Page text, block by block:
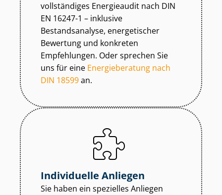
vollständiges Energieaudit nach DIN
EN 16247-1 – inklusive
Bestandsanalyse, energetischer
Bewertung und konkreten
Empfehlungen. Oder sprechen Sie
uns für eine Energieberatung nach
DIN 18599an.
Individuelle Anliegen
Sie haben ein spezielles Anliegen